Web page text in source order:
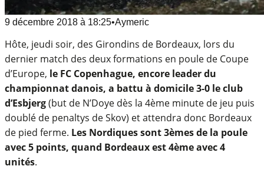
9 décembre 2018 à 18:25•Aymeric
Hôte, jeudi soir, des Girondins de Bordeaux, lors du
dernier match des deux formations en poule de Coupe
d’Europe, le FC Copenhague, encore leader du
championnat danois, a battu à domicile 3-0 le club
d’Esbjerg(but de N’Doye dès la 4ème minute de jeu puis
doublé de penaltys de Skov) et attendra donc Bordeaux
de pied ferme. Les Nordiques sont 3èmes de la poule
avec 5 points, quand Bordeaux est 4ème avec 4
unités.